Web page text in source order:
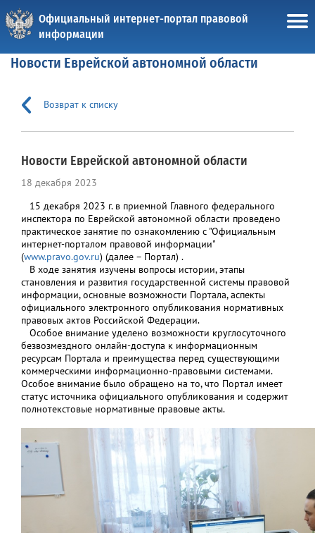
Официальный интернет-портал правовой
информации
Новости Еврейской автономной области
Возврат к списку
Новости Еврейской автономной области
18 декабря 2023
15 декабря 2023 г. в приемной Главного федерального
инспектора по Еврейской автономной области проведено
практическое занятие по ознакомлению с "Официальным
интернет-порталом правовой информации"
(www.pravo.gov.ru) (далее – Портал) .
В ходе занятия изучены вопросы истории, этапы
становления и развития государственной системы правовой
информации, основные возможности Портала, аспекты
официального электронного опубликования нормативных
правовых актов Российской Федерации.
Особое внимание уделено возможности круглосуточного
безвозмездного онлайн-доступа к информационным
ресурсам Портала и преимущества перед существующими
коммерческими информационно-правовыми системами.
Особое внимание было обращено на то, что Портал имеет
статус источника официального опубликования и содержит
полнотекстовые нормативные правовые акты.